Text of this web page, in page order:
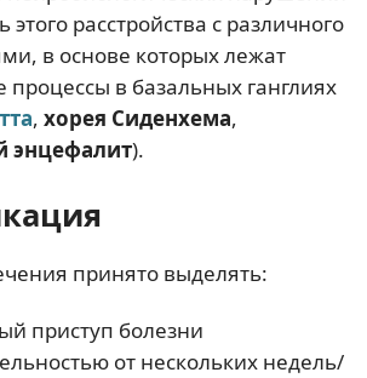
этого расстройства с различного
в основе которых лежат
процессы в базальных ганглиях
, хорея Сиденхема,
энцефалит).
принято выделять:
приступ болезни
от нескольких недель/